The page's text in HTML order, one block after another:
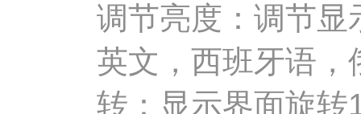
调节亮度：调节显
英文，西班牙语，
转：显示界面旋转